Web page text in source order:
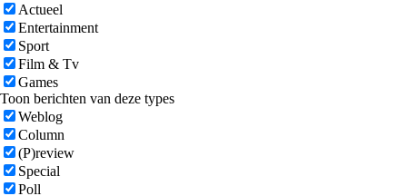
Actueel
Entertainment
Sport
Film & Tv
Games
Toon berichten van deze types
Weblog
Column
(P)review
Special
Poll